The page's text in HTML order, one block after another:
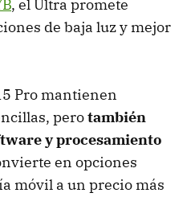
, el Ultra promete
de baja luz y mejor
Pro mantienen
perotambién
y procesamiento
en opciones
móvil a un precio más